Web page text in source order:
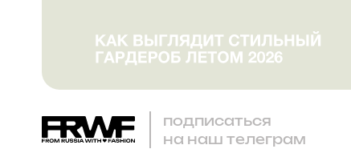
подписаться
на наш телеграм